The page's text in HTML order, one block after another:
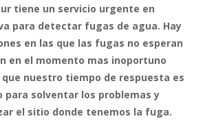
tiene un servicio urgente en
para detectar fugas de agua. Hay
en las que las fugas no esperan
en el momento mas inoportuno
que nuestro tiempo de respuesta es
para solventar los problemas y
el sitio donde tenemos la fuga.